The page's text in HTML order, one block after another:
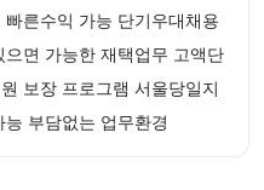
른수익 가능 단기우대채용
면 가능한 재택업무 고액단
보장 프로그램 서울당일지
부담없는 업무환경